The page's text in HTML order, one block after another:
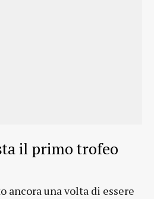
il primo trofeo
ancora una volta di essere